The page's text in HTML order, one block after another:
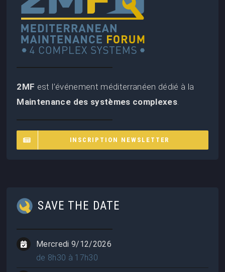
2MF est l’événement méditerranéen dédié à la
Maintenance des systèmes complexes.
INSCRIPTION NEWSLETTER
SAVE THE DATE
Mercredi 9/12/2026
de 8h30 à 17h30